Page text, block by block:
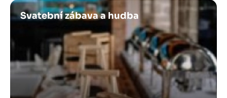
Obrázek
Svatební zábava a hudba